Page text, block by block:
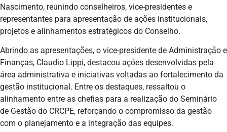
Nascimento, reunindo conselheiros, vice-presidentes e
representantes para apresentação de ações institucionais,
projetos e alinhamentos estratégicos do Conselho.
Abrindo as apresentações, o vice-presidente de Administração e
Finanças, Claudio Lippi, destacou ações desenvolvidas pela
área administrativa e iniciativas voltadas ao fortalecimento da
gestão institucional. Entre os destaques, ressaltou o
alinhamento entre as chefias para a realização do Seminário
de Gestão do CRCPE, reforçando o compromisso da gestão
com o planejamento e a integração das equipes.